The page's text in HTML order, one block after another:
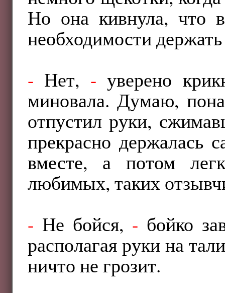
Но она кивнула, что
необходимости
- Нет, - уверено
миновала. Думаю,
отпустил руки,
прекрасно держалась
вместе, а потом
любимых, таких
- Не бойся, - бойко
располагая руки на
ничто не грозит.